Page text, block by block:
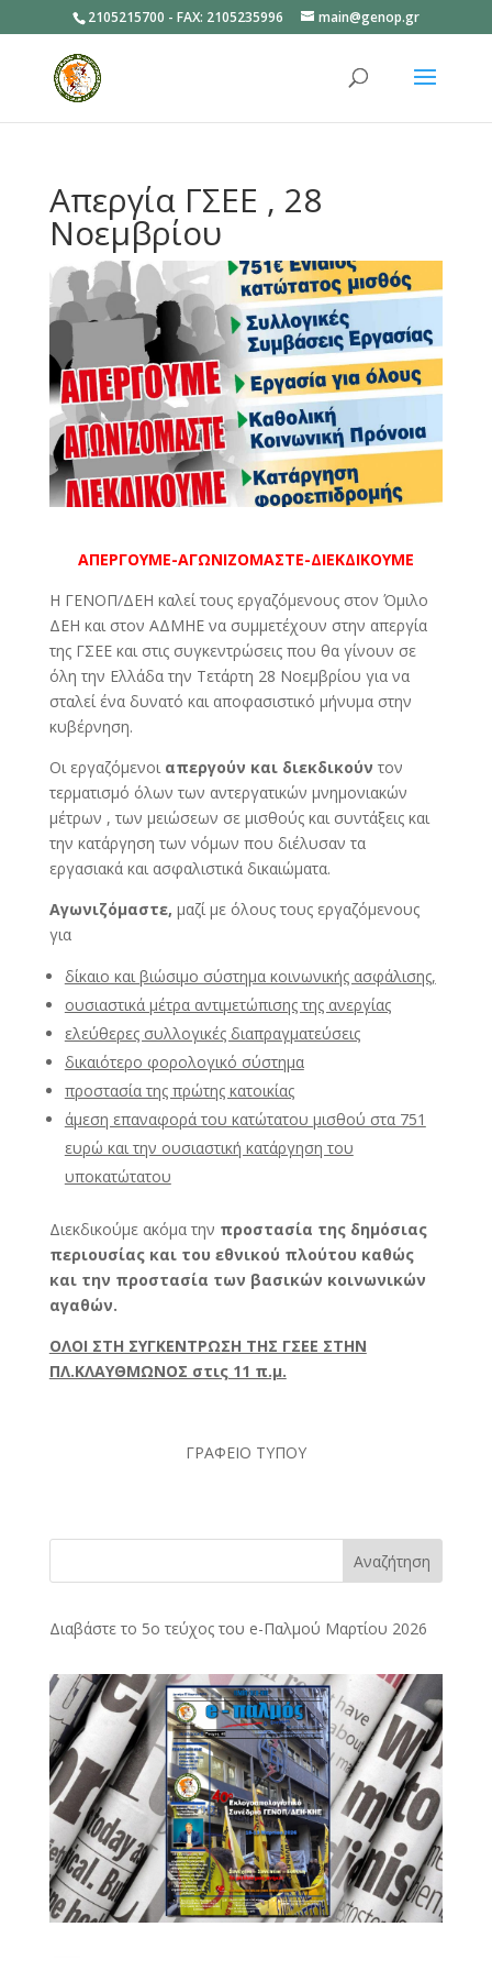
2105215700 - FAX: 2105235996 main@genop.gr
Απεργία ΓΣΕΕ , 28
Νοεμβρίου
ΑΠΕΡΓΟΥΜΕ-ΑΓΩΝΙΖΟΜΑΣΤΕ-ΔΙΕΚΔΙΚΟΥΜΕ
Η ΓΕΝΟΠ/ΔΕΗ καλεί τους εργαζόμενους στον Όμιλο
ΔΕΗ και στον ΑΔΜΗΕ να συμμετέχουν στην απεργία
της ΓΣΕΕ και στις συγκεντρώσεις που θα γίνουν σε
όλη την Ελλάδα την Τετάρτη 28 Νοεμβρίου για να
σταλεί ένα δυνατό και αποφασιστικό μήνυμα στην
κυβέρνηση.
Οι εργαζόμενοι απεργούν και διεκδικούν τον
τερματισμό όλων των αντεργατικών μνημονιακών
μέτρων , των μειώσεων σε μισθούς και συντάξεις και
την κατάργηση των νόμων που διέλυσαν τα
εργασιακά και ασφαλιστικά δικαιώματα.
Αγωνιζόμαστε, μαζί με όλους τους εργαζόμενους
για
δίκαιο και βιώσιμο σύστημα κοινωνικής ασφάλισης,
ουσιαστικά μέτρα αντιμετώπισης της ανεργίας
ελεύθερες συλλογικές διαπραγματεύσεις
δικαιότερο φορολογικό σύστημα
προστασία της πρώτης κατοικίας
άμεση επαναφορά του κατώτατου μισθού στα 751
ευρώ και την ουσιαστική κατάργηση του
υποκατώτατου
Διεκδικούμε ακόμα την προστασία της δημόσιας
περιουσίας και του εθνικού πλούτου καθώς
και την προστασία των βασικών κοινωνικών
αγαθών.
ΟΛΟΙ ΣΤΗ ΣΥΓΚΕΝΤΡΩΣΗ ΤΗΣ ΓΣΕΕ ΣΤΗΝ
ΠΛ.ΚΛΑΥΘΜΩΝΟΣ στις 11 π.μ.
ΓΡΑΦΕΙΟ ΤΥΠΟΥ
Αναζήτηση
Διαβάστε το 5ο τεύχος του e-Παλμού Μαρτίου 2026